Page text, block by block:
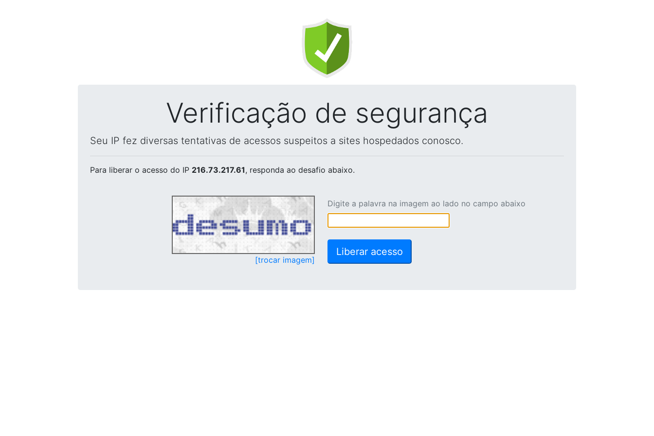
Verificação de segurança
Seu IP fez diversas tentativas de acessos suspeitos a sites hospedados conosco.
Para liberar o acesso do IP 216.73.217.61, responda ao desafio abaixo.
[trocar imagem]
Digite a palavra na imagem ao lado no campo abaixo